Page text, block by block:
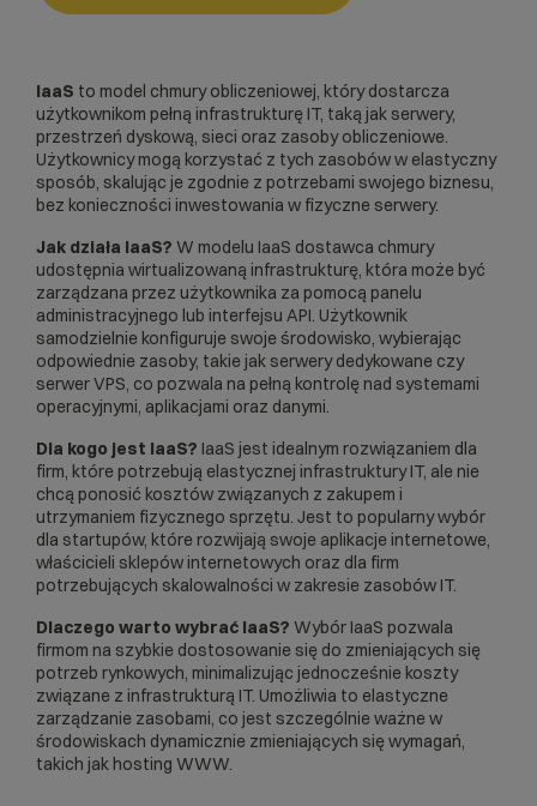
IaaS to model chmury obliczeniowej, który dostarcza
użytkownikom pełną infrastrukturę IT, taką jak serwery,
przestrzeń dyskową, sieci oraz zasoby obliczeniowe.
Użytkownicy mogą korzystać z tych zasobów w elastyczny
sposób, skalując je zgodnie z potrzebami swojego biznesu,
bez konieczności inwestowania w fizyczne serwery.
Jak działa IaaS? W modelu IaaS dostawca chmury
udostępnia wirtualizowaną infrastrukturę, która może być
zarządzana przez użytkownika za pomocą panelu
administracyjnego lub interfejsu API. Użytkownik
samodzielnie konfiguruje swoje środowisko, wybierając
odpowiednie zasoby, takie jakserwery dedykowane czy
serwer VPS, co pozwala na pełną kontrolę nad systemami
operacyjnymi, aplikacjami oraz danymi.
Dla kogo jest IaaS? IaaS jest idealnym rozwiązaniem dla
firm, które potrzebują elastycznej infrastruktury IT, ale nie
chcą ponosić kosztów związanych z zakupem i
utrzymaniem fizycznego sprzętu. Jest to popularny wybór
dla startupów, które rozwijają swoje aplikacje internetowe,
właścicieli sklepów internetowych oraz dla firm
potrzebujących skalowalności w zakresie zasobów IT.
Dlaczego warto wybrać IaaS? Wybór IaaS pozwala
firmom na szybkie dostosowanie się do zmieniających się
potrzeb rynkowych, minimalizując jednocześnie koszty
związane z infrastrukturą IT. Umożliwia to elastyczne
zarządzanie zasobami, co jest szczególnie ważne w
środowiskach dynamicznie zmieniających się wymagań,
takich jak hosting WWW.